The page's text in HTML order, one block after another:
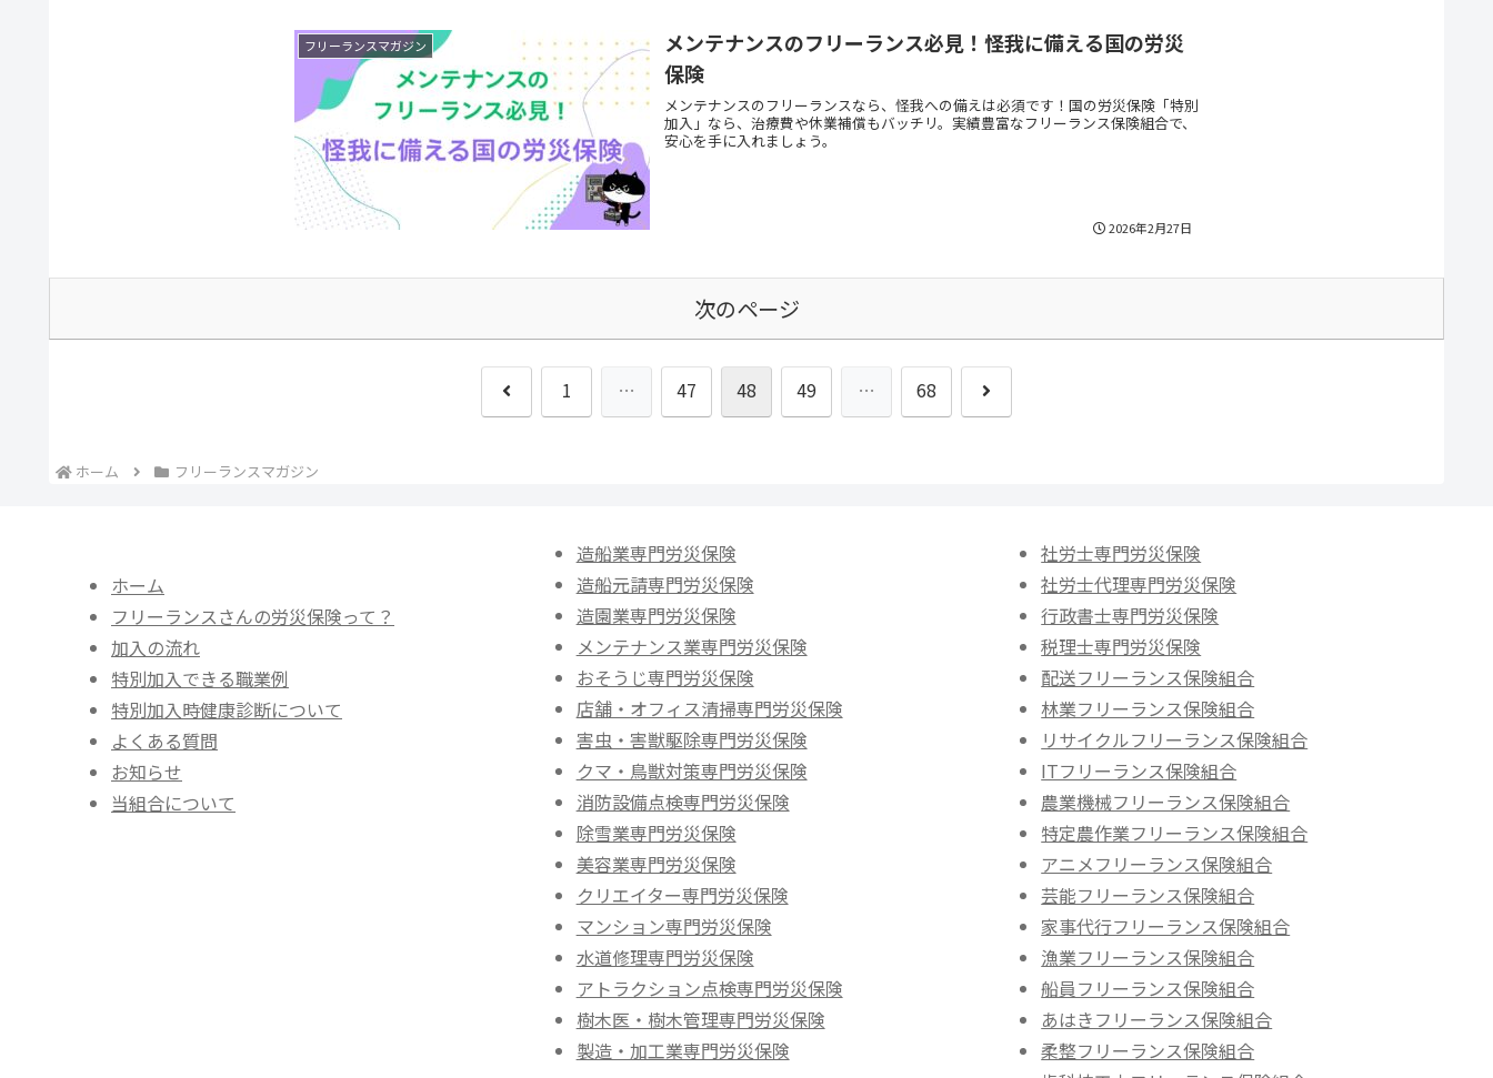
フリーランスマガジン
メンテナンスのフリーランス必見！怪我に備える国の労災
保険
メンテナンスのフリーランスなら、怪我への備えは必須です！国の労災保険「特別
加入」なら、治療費や休業補償もバッチリ。実績豊富なフリーランス保険組合で、
安心を手に入れましょう。
2026年2月27日
次のページ
前
1 … 47 48 49 … 68
次
ホーム フリーランスマガジン
ホーム
フリーランスさんの労災保険って？
加入の流れ
特別加入できる職業例
特別加入時健康診断について
よくある質問
お知らせ
当組合について
造船業専門労災保険
造船元請専門労災保険
造園業専門労災保険
メンテナンス業専門労災保険
おそうじ専門労災保険
店舗・オフィス清掃専門労災保険
害虫・害獣駆除専門労災保険
クマ・鳥獣対策専門労災保険
消防設備点検専門労災保険
除雪業専門労災保険
美容業専門労災保険
クリエイター専門労災保険
マンション専門労災保険
水道修理専門労災保険
アトラクション点検専門労災保険
樹木医・樹木管理専門労災保険
製造・加工業専門労災保険
社労士専門労災保険
社労士代理専門労災保険
行政書士専門労災保険
税理士専門労災保険
配送フリーランス保険組合
林業フリーランス保険組合
リサイクルフリーランス保険組合
ITフリーランス保険組合
農業機械フリーランス保険組合
特定農作業フリーランス保険組合
アニメフリーランス保険組合
芸能フリーランス保険組合
家事代行フリーランス保険組合
漁業フリーランス保険組合
船員フリーランス保険組合
あはきフリーランス保険組合
柔整フリーランス保険組合